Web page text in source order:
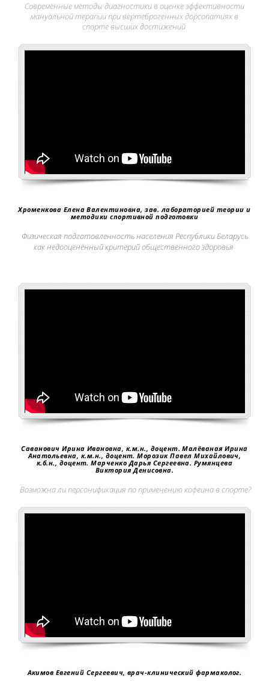
Современные методы диагностики в оценке эффективности
мануальной терапии при вертеброгенных дорсопатиях в
спорте высших достижений
Хроменкова Елена Валентиновна, зав. лабораторией теории и
методики спортивной подготовки
Физическая подготовленность населения Республики Беларусь
как недооценённый критерий общественного здоровья
Саванович Ирина Ивановна, к.м.н., доцент. Малёваная Ирина
Анатольевна, к.м.н., доцент. Морозик Павел Михайлович,
к.б.н., доцент. Марченко Дарья Сергеевна. Румянцева
Виктория Денисовна.
Возможна ли персонификация по применению кофеина в спорте?
Акимов Евгений Сергеевич, врач-клинический фармаколог.